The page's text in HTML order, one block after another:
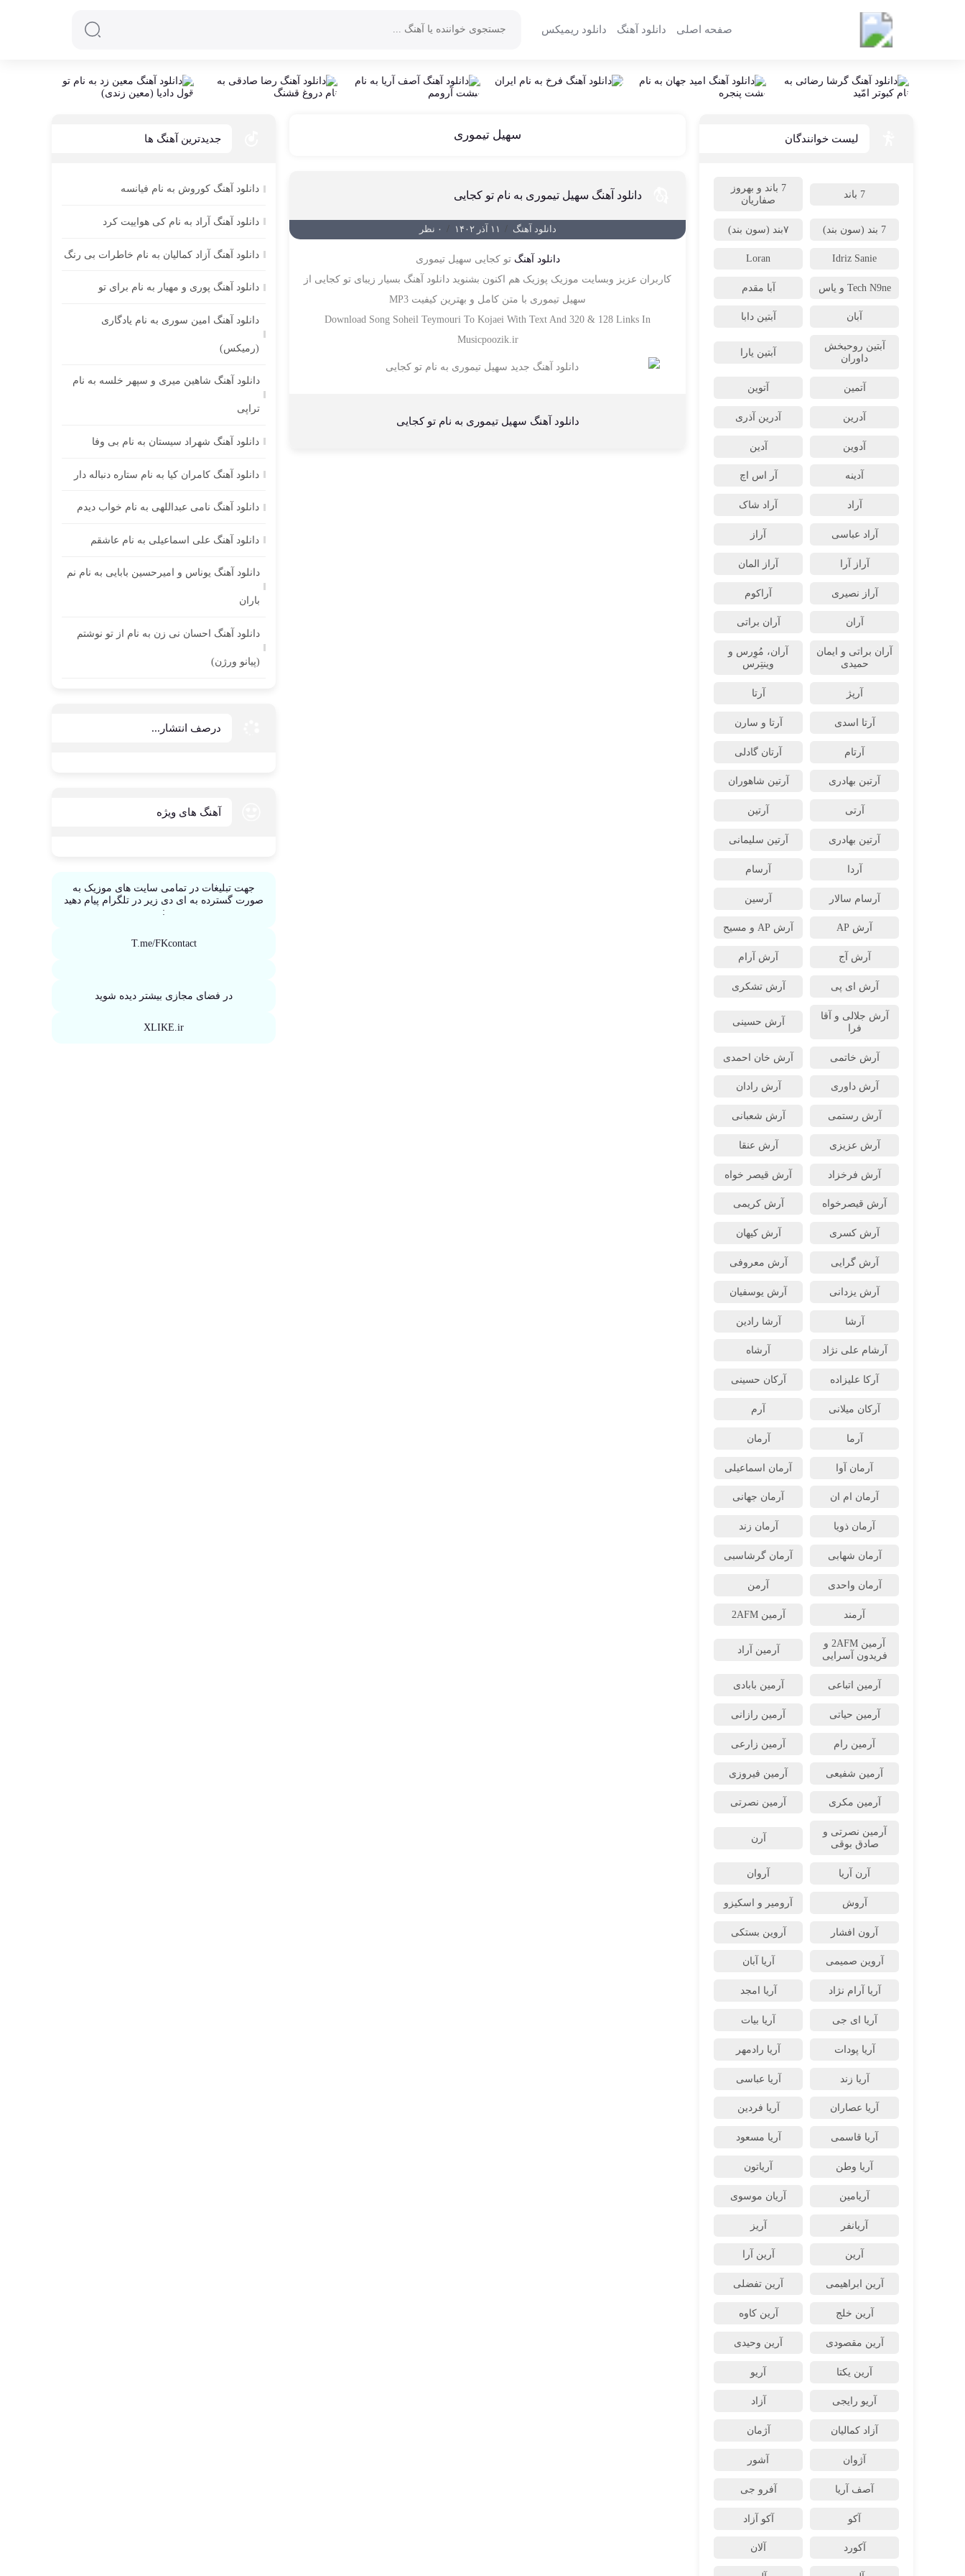
صفحه اصلی دانلود آهنگ دانلود ریمیکس
سهیل تیموری
دانلود آهنگ سهیل تیموری به نام تو کجایی
دانلود آهنگ / ۱۱ آذر ۱۴۰۲ / ۰ نظر
دانلود آهنگ تو کجایی سهیل تیموری
کاربران عزیز وبسایت موزیک پوزیک هم اکنون بشنوید دانلود آهنگ بسیار زیبای تو کجایی از
سهیل تیموری با متن کامل و بهترین کیفیت MP3
Download Song Soheil Teymouri To Kojaei With Text And 320 & 128 Links In
Musicpoozik.ir
دانلود آهنگ سهیل تیموری به نام تو کجایی
لیست خوانندگان
7 باند
7 باند و بهروز
صفاریان
7 بند (سون بند) ۷بند (سون بند)
Idriz Sanie
Loran
Tech N9ne و یاس آبا مقدم
آبان آبتین دابا
آبتین روحبخش
داوران
آبتین یارا
آتمین آتوین
آدرین آدرین آذری
آدوین آدین
آدینه آر اس اچ
آراد آراد شاک
آراد عباسی آراز
آراز آرا آراز المان
آراز نصیری آراکوم
آران آران براتی
آران براتی و ایمان
حمیدی
آران، مُوِرس و
وینتِرس
آرپژ آرتا
آرتا اسدی آرتا و سارن
آرتام آرتان گادلی
آرتبن بهادری آرتين شاهوران
آرتی آرتین
آرتین بهادری آرتین سلیمانی
آردا آرسام
آرسام سالار آرسین
آرش AP آرش AP و مسیح
آرش آج آرش آرام
آرش ای پی آرش تشکری
آرش جلالی و آقا
فرا
آرش حسینی
آرش خاتمی آرش خان احمدی
آرش داوری آرش رادان
آرش رستمى آرش شعبانی
آرش عزیزی آرش عنقا
آرش فرخزاد آرش قیصر خواه
آرش قیصرخواه آرش کریمی
آرش کسری آرش کیهان
آرش گرایی آرش معروفی
آرش یزدانی آرش یوسفیان
آرشا آرشا رادین
آرشام علی نژاد آرشاه
آرکا علیزاده آرکان حسینی
آرکان میلانی آرم
آرما آرمان
آرمان آوا آرمان اسماعیلی
آرمان ام ان آرمان جهانی
آرمان ذویا آرمان زند
آرمان شهابی آرمان گرشاسبی
آرمان واحدی آرمن
آرمند آرمین 2AFM
آرمین 2AFM و
فریدون آسرایی
آرمین آراد
آرمین اتباعی آرمین بابادی
آرمین حیاتی آرمین رازانی
آرمین رام آرمین زارعی
آرمین شفیعی آرمین فیروزی
آرمین مکری آرمین نصرتی
آرمین نصرتی و
صادق بوقی
آرن
آرن آریا آروان
آروش آرومیر و اسکیزو
آرون افشار آروین بستکی
آروین صمیمی آریا آبان
آریا آرام نژاد آریا امجد
آریا ای جی آریا بیات
آریا پودات آریا رادمهر
آریا زند آریا عباسی
آریا عصاران آریا فردین
آریا قاسمی آریا مسعود
آریا وطن آریاتون
آریامین آریان موسوی
آریانفر آریز
آرین آرین آرا
آرین ابراهیمی آرین تفضلی
آرین خلج آرین کاوه
آرین مقصودی آرین وحیدی
آرین یکتا آریو
آریو رایجی آزاد
آزاد کمالیان آژمان
آژوان آشور
آصف آریا آفرو جی
آکو آکو آزاد
آکورد آلان
جدیدترین آهنگ ها
دانلود آهنگ کوروش به نام فیانسه
دانلود آهنگ آراد به نام کی هواییت کرد
دانلود آهنگ آزاد کمالیان به نام خاطرات بی رنگ
دانلود آهنگ پوری و مهیار به نام برای تو
دانلود آهنگ امین سوری به نام یادگاری
(رمیکس)
دانلود آهنگ شاهین میری و سپهر خلسه به نام
تراپی
دانلود آهنگ شهراد سیستان به نام بی وفا
دانلود آهنگ کامران کیا به نام ستاره دنباله دار
دانلود آهنگ نامی عبداللهی به نام خواب دیدم
دانلود آهنگ علی اسماعیلی به نام عاشقم
دانلود آهنگ یوناس و امیرحسین بابایی به نام نم
باران
دانلود آهنگ احسان نی زن به نام از تو نوشتم
(پیانو ورژن)
درصف انتشار...
آهنگ های ویژه
جهت تبلیغات در تمامی سایت های موزیک به
صورت گسترده به ای دی زیر در تلگرام پیام دهید
:
T.me/FKcontact
در فضای مجازی بیشتر دیده شوید
XLIKE.ir